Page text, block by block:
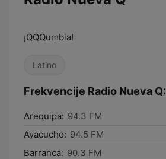
¡QQQumbia!
Latino
Frekvencije Radio Nueva Q:
Arequipa: 94.3 FM
Ayacucho: 94.5 FM
Barranca: 90.3 FM